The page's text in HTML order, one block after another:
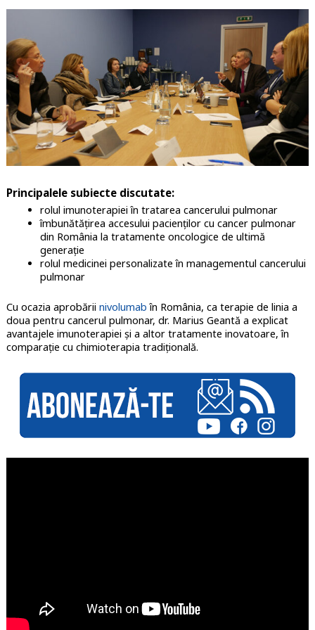
Principalele subiecte discutate:
rolul imunoterapiei în tratarea cancerului pulmonar
îmbunătățirea accesului pacienților cu cancer pulmonar
din România la tratamente oncologice de ultimă
generație
rolul medicinei personalizate în managementul cancerului
pulmonar
Cu ocazia aprobării nivolumab în România, ca terapie de linia a
doua pentru cancerul pulmonar, dr. Marius Geantă a explicat
avantajele imunoterapiei și a altor tratamente inovatoare, în
comparație cu chimioterapia tradițională.